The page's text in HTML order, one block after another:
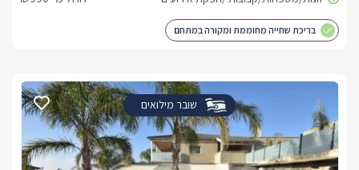
בריכת שחייה מחוממת ומקורה במתחם
שובר מילואים